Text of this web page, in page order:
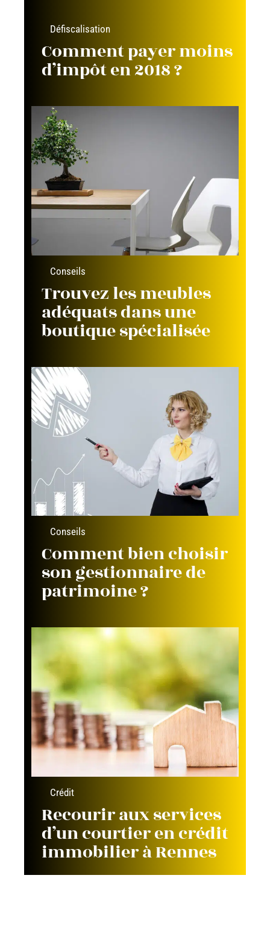
Défiscalisation
Comment payer moins
d’impôt en 2018 ?
Conseils
Trouvez les meubles
adéquats dans une
boutique spécialisée
Conseils
Comment bien choisir
son gestionnaire de
patrimoine ?
Crédit
Recourir aux services
d’un courtier en crédit
immobilier à Rennes